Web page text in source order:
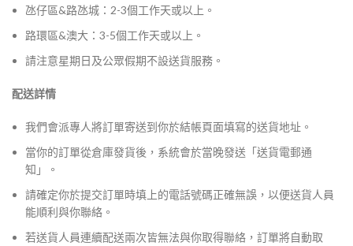
氹仔區&路氹城：2-3個工作天或以上。
路環區&澳大：3-5個工作天或以上。
請注意星期日及公眾假期不設送貨服務。
配送詳情
我們會派專人將訂單寄送到你於結帳頁面填寫的送貨地址。
當你的訂單從倉庫發貨後，系統會於當晚發送「送貨電郵通
知」。
請確定你於提交訂單時填上的電話號碼正確無誤，以便送貨人員
能順利與你聯絡。
若送貨人員連續配送兩次皆無法與你取得聯絡，訂單將自動取